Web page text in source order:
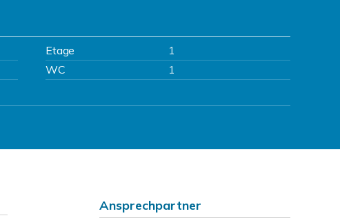
Etage
1
WC
1
Ansprechpartner